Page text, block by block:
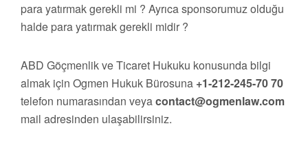
para yatırmak gerekli mi ? Ayrıca sponsorumuz olduğu
halde para yatırmak gerekli midir ?
ABD Göçmenlik ve Ticaret Hukuku konusunda bilgi
almak için Ogmen Hukuk Bürosuna +1-212-245-70 70
telefon numarasından veyacontact@ogmenlaw.com
mail adresinden ulaşabilirsiniz.